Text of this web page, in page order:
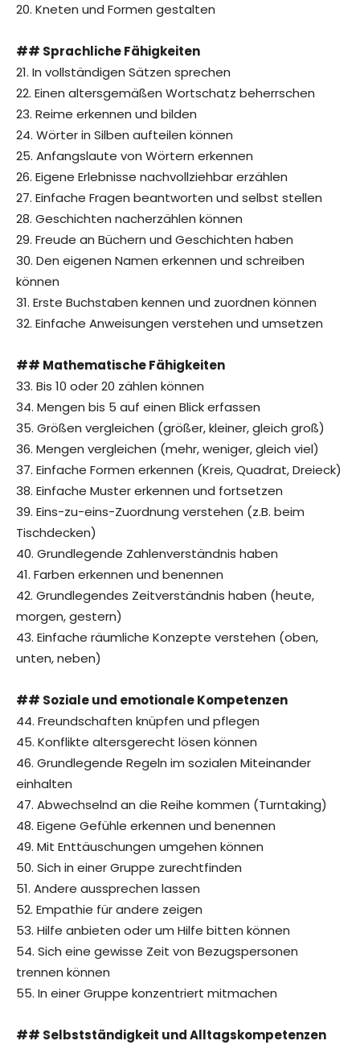
20. Kneten und Formen gestalten
## Sprachliche Fähigkeiten
21. In vollständigen Sätzen sprechen
22. Einen altersgemäßen Wortschatz beherrschen
23. Reime erkennen und bilden
24. Wörter in Silben aufteilen können
25. Anfangslaute von Wörtern erkennen
26. Eigene Erlebnisse nachvollziehbar erzählen
27. Einfache Fragen beantworten und selbst stellen
28. Geschichten nacherzählen können
29. Freude an Büchern und Geschichten haben
30. Den eigenen Namen erkennen und schreiben
können
31. Erste Buchstaben kennen und zuordnen können
32. Einfache Anweisungen verstehen und umsetzen
## Mathematische Fähigkeiten
33. Bis 10 oder 20 zählen können
34. Mengen bis 5 auf einen Blick erfassen
35. Größen vergleichen (größer, kleiner, gleich groß)
36. Mengen vergleichen (mehr, weniger, gleich viel)
37. Einfache Formen erkennen (Kreis, Quadrat, Dreieck)
38. Einfache Muster erkennen und fortsetzen
39. Eins-zu-eins-Zuordnung verstehen (z.B. beim
Tischdecken)
40. Grundlegende Zahlenverständnis haben
41. Farben erkennen und benennen
42. Grundlegendes Zeitverständnis haben (heute,
morgen, gestern)
43. Einfache räumliche Konzepte verstehen (oben,
unten, neben)
## Soziale und emotionale Kompetenzen
44. Freundschaften knüpfen und pflegen
45. Konflikte altersgerecht lösen können
46. Grundlegende Regeln im sozialen Miteinander
einhalten
47. Abwechselnd an die Reihe kommen (Turntaking)
48. Eigene Gefühle erkennen und benennen
49. Mit Enttäuschungen umgehen können
50. Sich in einer Gruppe zurechtfinden
51. Andere aussprechen lassen
52. Empathie für andere zeigen
53. Hilfe anbieten oder um Hilfe bitten können
54. Sich eine gewisse Zeit von Bezugspersonen
trennen können
55. In einer Gruppe konzentriert mitmachen
## Selbstständigkeit und Alltagskompetenzen